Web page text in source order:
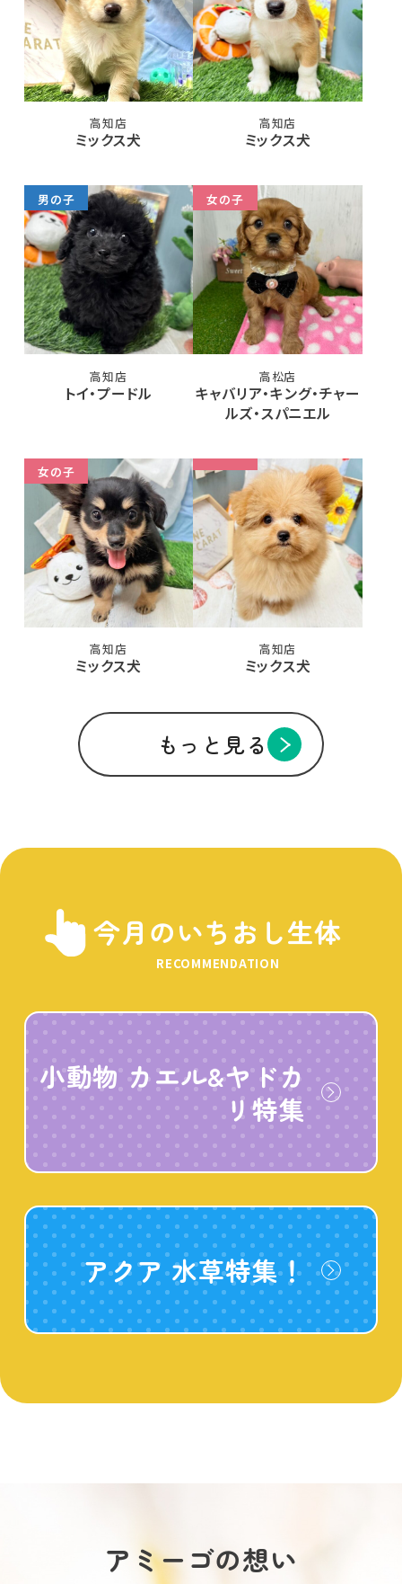
高知店
ミックス犬
高知店
ミックス犬
男の子
高知店
トイ・プードル
女の子
高松店
キャバリア・キング・チャー
ルズ・スパニエル
女の子
高知店
ミックス犬
高知店
ミックス犬
もっと見る
今月のいちおし生体
RECOMMENDATION
小動物 カエル&ヤドカ
リ特集
アクア 水草特集！
アミーゴの想い